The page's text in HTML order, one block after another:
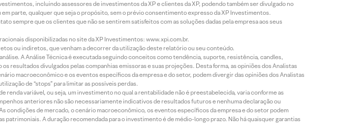
incluindo assessores de investimentos da XP e clientes da XP, podendo também ser divulgado no
parte, qualquer que seja o propósito, sem o prévio consentimento expresso da XP Investimentos.
sempre que os clientes que não se sentirem satisfeitos com as soluções dadas pela empresa aos seus
disponibilizadas no site da XP Investimentos: www.xpi.com.br.
ou indiretos, que venham a decorrer da utilização deste relatório ou seu conteúdo.
A Análise Técnica é executada seguindo conceitos como tendência, suporte, resistência, candles,
resultados divulgados pelas companhias emissoras e suas projeções. Desta forma, as opiniões dos Analistas
macroeconômico e os eventos específicos da empresa e do setor, podem divergir das opiniões dos Analistas
de “stops” para limitar as possíveis perdas.
renda variável, ou seja, um investimento no qual a rentabilidade não é preestabelecida, varia conforme as
anteriores não são necessariamente indicativos de resultados futuros e nenhuma declaração ou
condições de mercado, o cenário macroeconômico, os eventos específicos da empresa e do setor podem
A duração recomendada para o investimento é de médio-longo prazo. Não há quaisquer garantias